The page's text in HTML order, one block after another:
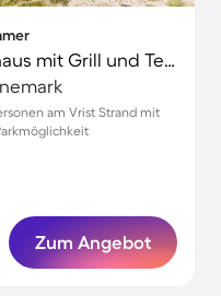
Voll ausgestattetes Ferienhaus mit Grill und Terrasse | Nah am Strand | Haustierfreundlich
am Vrist Strand mit
Zum Angebot